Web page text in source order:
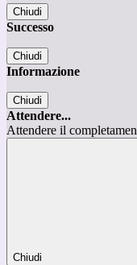
Chiudi
Successo
Chiudi
Informazione
Chiudi
Attendere...
Attendere il
Chiudi